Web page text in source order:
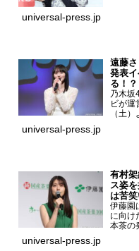
記念
universal-press.jp
遠藤
発表
る！？
乃木坂
ビが運
（土
クガ
（土
universal-press.jp
有村
ス姿
は苦笑
伊藤園
に向け
本茶の
日本
のCM
universal-press.jp